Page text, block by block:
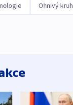
Ohnivý kruh